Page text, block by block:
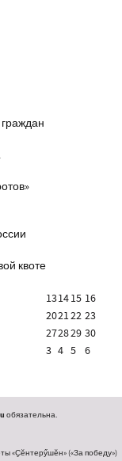
квоте
131415 16
202122 23
272829 30
3 4 5 6
обязательна.
«Ҫӗнтерӳшӗн» («За победу»)